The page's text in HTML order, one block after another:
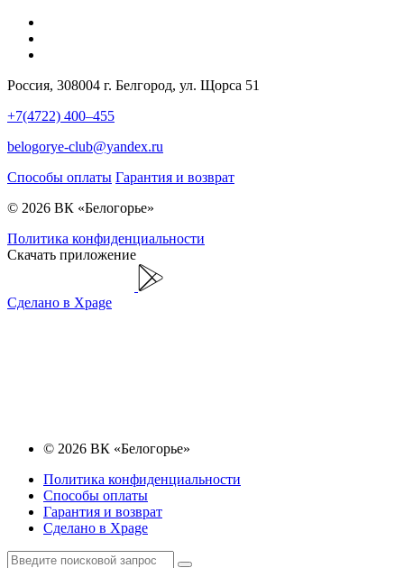
Россия, 308004 г. Белгород, ул. Щорса 51
+7(4722) 400–455
belogorye-club@yandex.ru
Способы оплаты Гарантия и возврат
© 2026 ВК «Белогорье»
Политика конфиденциальности
Скачать приложение
Сделано в Xpage
© 2026 ВК «Белогорье»
Политика конфиденциальности
Способы оплаты
Гарантия и возврат
Сделано в Xpage